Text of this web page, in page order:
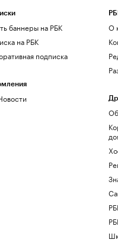
баннеры на РБК
на РБК
подписка
О